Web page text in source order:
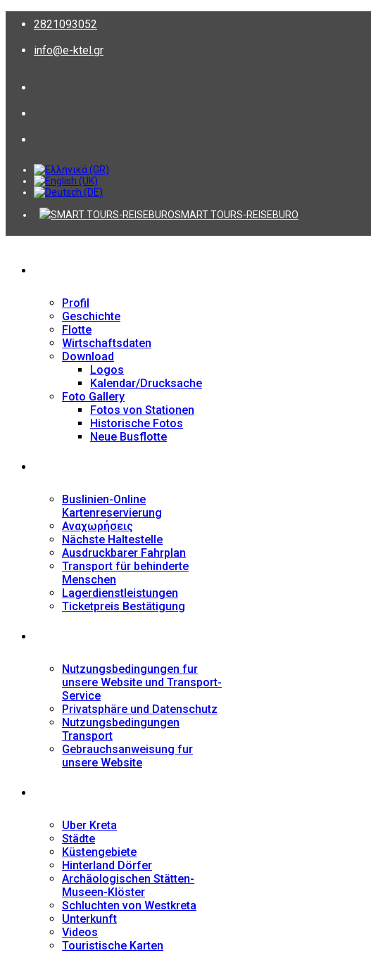
2821093052
info@e-ktel.gr
SMART TOURS-REISEBURO
Profil
Geschichte
Flotte
Wirtschaftsdaten
Download
Logos
Kalendar/Drucksache
Foto Gallery
Fotos von Stationen
Historische Fotos
Neue Busflotte
Buslinien-Online
Kartenreservierung
Αναχωρήσεις
Nächste Haltestelle
Αusdruckbarer Fahrplan
Transport für behinderte
Menschen
Lagerdienstleistungen
Ticketpreis Bestätigung
Nutzungsbedingungen fur
unsere Website und Transport-
Service
Privatsphäre und Datenschutz
Nutzungsbedingungen
Transport
Gebrauchsanweisung fur
unsere Website
Uber Kreta
Städte
Küstengebiete
Hinterland Dörfer
Archäologischen Stätten-
Museen-Klöster
Schluchten von Westkreta
Unterkunft
Videos
Touristische Karten